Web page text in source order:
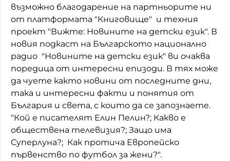
възможно благодарение на партньорите ни
от платформата "Книговище" и техния
проект "Вижте: Новините на детски език". В
новия подкаст на Българското национално
радио "Новините на детски език" ви очаква
поредица от интересни епизоди. В тях може
да чуете както новини от последните дни,
така и интересни факти и понятия от
България и света, с които да се запознаете.
"Кой е писателят Елин Пелин?; Какво е
обществена телевизия?; Защо има
Суперлуна?; Как протича Европейско
първенство по футбол за жени?".